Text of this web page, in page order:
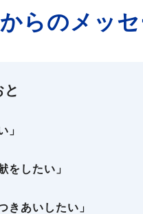
らのメッ
」
をしたい」
きあいしたい」